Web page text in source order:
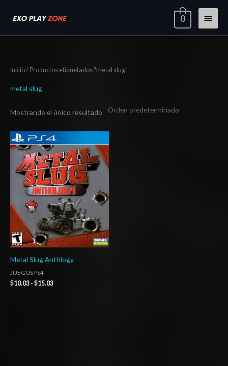
Menú
0
Inicio/ Productos etiquetados “metal slug”
metal slug
Mostrando el único resultado
Metal Slug Anthlogy
JUEGOS PS4
$10.03 - $15.03
Rango
de
precios:
desde
$10.03
hasta
$15.03